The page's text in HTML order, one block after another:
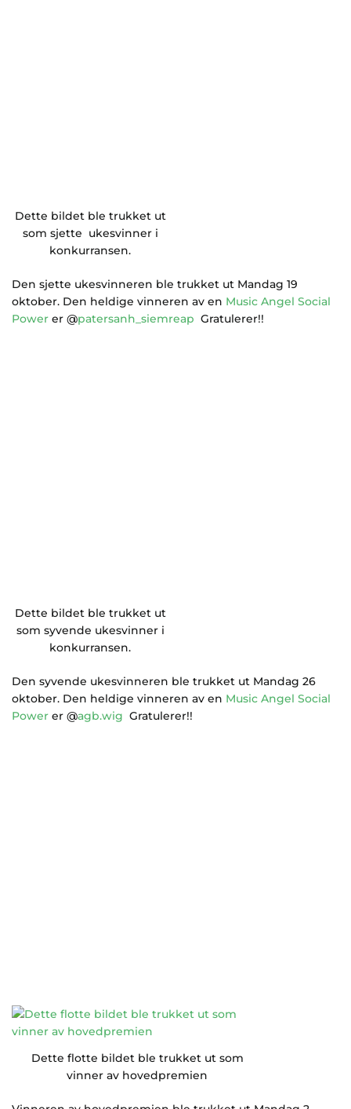
Dette bildet ble trukket ut
som sjette ukesvinner i
konkurransen.
Den sjette ukesvinneren ble trukket ut Mandag 19
oktober. Den heldige vinneren av en Music Angel Social
Power er @patersanh_siemreap Gratulerer!!
Dette bildet ble trukket ut
som syvende ukesvinner i
konkurransen.
Den syvende ukesvinneren ble trukket ut Mandag 26
oktober. Den heldige vinneren av en Music Angel Social
Power er @agb.wig Gratulerer!!
Dette flotte bildet ble trukket ut som
vinner av hovedpremien